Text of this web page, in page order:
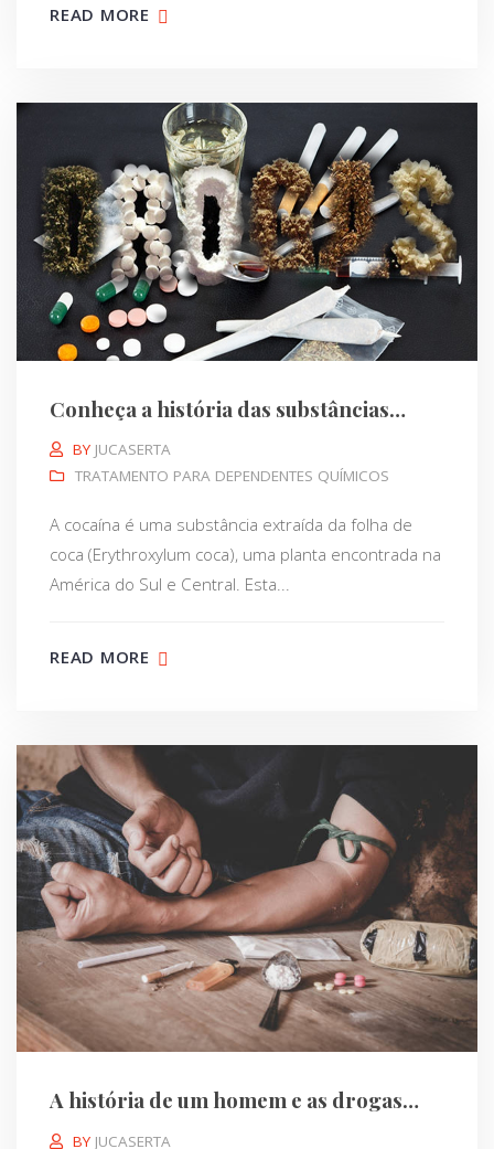
READ MORE
Conheça a história das substâncias…
BY JUCASERTA
TRATAMENTO PARA DEPENDENTES QUÍMICOS
A cocaína é uma substância extraída da folha de
coca (Erythroxylum coca), uma planta encontrada na
América do Sul e Central. Esta...
READ MORE
A história de um homem e as drogas…
BY JUCASERTA